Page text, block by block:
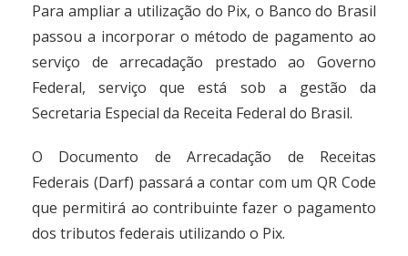
Para ampliar a utilização do Pix, o Banco do Brasil
passou a incorporar o método de pagamento ao
serviço de arrecadação prestado ao Governo
Federal, serviço que está sob a gestão da
Secretaria Especial da Receita Federal do Brasil.
O Documento de Arrecadação de Receitas
Federais (Darf) passará a contar com um QR Code
que permitirá ao contribuinte fazer o pagamento
dos tributos federais utilizando o Pix.